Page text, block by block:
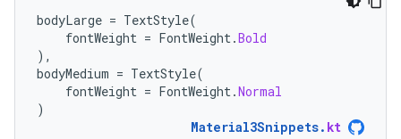
bodyLarge = TextStyle(
fontWeight = FontWeight .Bold
),
bodyMedium = TextStyle(
fontWeight = FontWeight .Normal
)
Material3Snippets. kt